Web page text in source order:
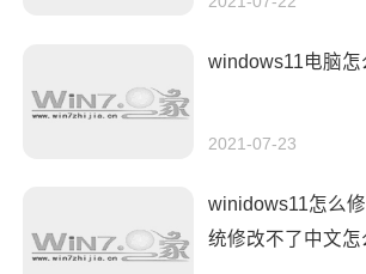
windows11电脑
2021-07-23
winidows11怎么
统修改不了中文怎